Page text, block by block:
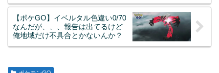
【ポケGO】イベルタル色違い0/70
なんだが、、、報告は出てるけど
俺地域だけ不具合とかないんか？